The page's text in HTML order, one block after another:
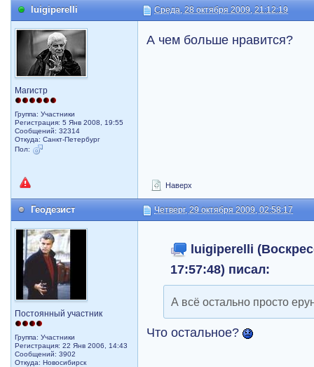
luigiperelli Среда, 28 октября 2009, 21:12:19
Магистр
Группа: Участники
Регистрация: 5 Янв 2008, 19:55
Сообщений: 32314
Откуда: Санкт-Петербург
Пол:
А чем больше нравится?
Наверх
Геодезист Четверг, 29 октября 2009, 02:58:17
Постоянный участник
Группа: Участники
Регистрация: 22 Янв 2006, 14:43
Сообщений: 3902
Откуда: Новосибирск
luigiperelli
17:57:48) писал:
А всё остально просто
Что остальное?